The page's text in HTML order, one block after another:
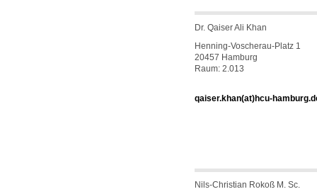
Dr. Qaiser Ali Khan
Henning-Voscherau-Platz 1
20457 Hamburg
Raum: 2.013
qaiser.khan(at)hcu-
Nils-Christian Rokoß M. Sc.